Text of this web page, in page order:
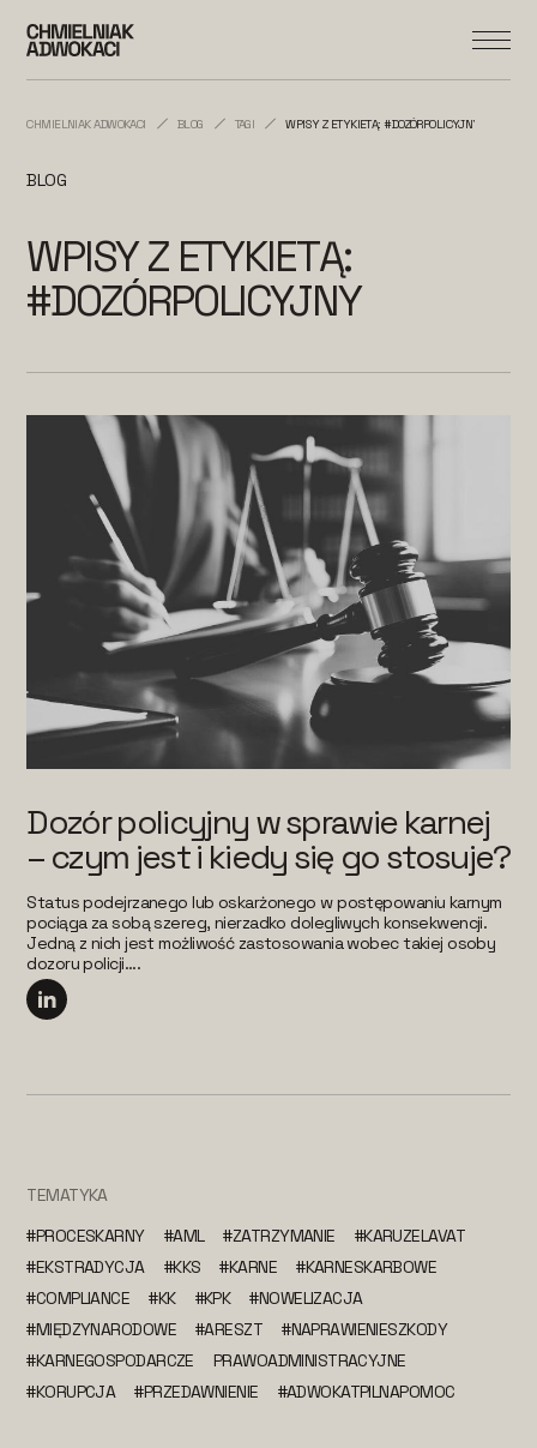
CHMIELNIAK ADWOKACI BLOG TAGI WPISY Z ETYKIETĄ: #DOZÓRPOLICYJNY
BLOG
WPISY Z ETYKIETĄ:
#DOZÓRPOLICYJNY
Dozór policyjny w sprawie karnej
– czym jest i kiedy się go stosuje?
Status podejrzanego lub oskarżonego w postępowaniu karnym
pociąga za sobą szereg, nierzadko dolegliwych konsekwencji.
Jedną z nich jest możliwość zastosowania wobec takiej osoby
dozoru policji....
TEMATYKA
#PROCESKARNY
#AML #ZATRZYMANIE
#KARUZELAVAT
#EKSTRADYCJA
#KKS #KARNE
#KARNESKARBOWE
#COMPLIANCE
#KK #KPK
#NOWELIZACJA
#MIĘDZYNARODOWE
#ARESZT
#NAPRAWIENIESZKODY
#KARNEGOSPODARCZE
PRAWOADMINISTRACYJNE
#KORUPCJA
#PRZEDAWNIENIE #ADWOKATPILNAPOMOC